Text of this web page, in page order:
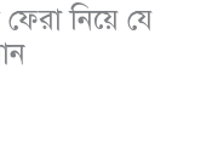
নিয়ে যে